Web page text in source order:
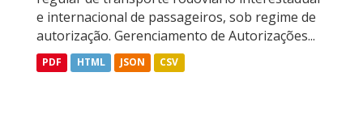
e internacional de passageiros, sob regime de
autorização. Gerenciamento de Autorizações...
PDF HTML JSON CSV